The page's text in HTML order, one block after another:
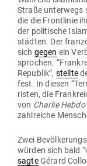
Straße unterwegs
die die Front­linie
der poli­tische
städten. Der
sich gegen ein
sprochen.
Republik”, stellte
fest. In diesen
risten, die
von Charlie Hebdo
zahl­reiche
Zwei
würden sich bald
sagteGérard